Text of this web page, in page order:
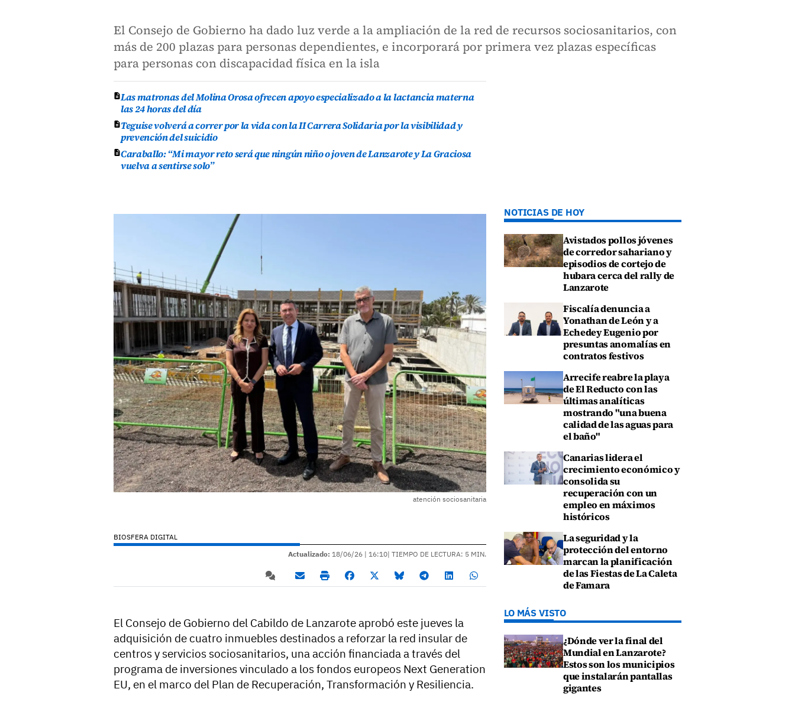
El Consejo de Gobierno ha dado luz verde a la ampliación de la red de recursos sociosanitarios, con
más de 200 plazas para personas dependientes, e incorporará por primera vez plazas específicas
para personas con discapacidad física en la isla
Las matronas del Molina Orosa ofrecen apoyo especializado a la lactancia materna
las 24 horas del día
Teguise volverá a correr por la vida con la II Carrera Solidaria por la visibilidad y
prevención del suicidio
Caraballo: “Mi mayor reto será que ningún niño o joven de Lanzarote y La Graciosa
vuelva a sentirse solo”
atención sociosanitaria
BIOSFERA DIGITAL
Actualizado: 18/06/26 | 16:10| TIEMPO DE LECTURA: 5 MIN.
El Consejo de Gobierno del Cabildo de Lanzarote aprobó este jueves la
adquisición de cuatro inmuebles destinados a reforzar la red insular de
centros y servicios sociosanitarios, una acción financiada a través del
programa de inversiones vinculado a los fondos europeos Next Generation
EU, en el marco del Plan de Recuperación, Transformación y Resiliencia.
NOTICIAS DE HOY
Avistados pollos jóvenes
de corredor sahariano y
episodios de cortejo de
hubara cerca del rally de
Lanzarote
Fiscalía denuncia a
Yonathan de León y a
Echedey Eugenio por
presuntas anomalías en
contratos festivos
Arrecife reabre la playa
de El Reducto con las
últimas analíticas
mostrando "una buena
calidad de las aguas para
el baño"
Canarias lidera el
crecimiento económico y
consolida su
recuperación con un
empleo en máximos
históricos
La seguridad y la
protección del entorno
marcan la planificación
de las Fiestas de La Caleta
de Famara
LO MÁS VISTO
¿Dónde ver la final del
Mundial en Lanzarote?
Estos son los municipios
que instalarán pantallas
gigantes